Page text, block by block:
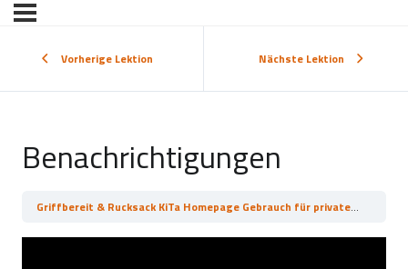
Vorherige Lektion Nächste Lektion
Benachrichtigungen
Griffbereit & Rucksack KiTa Homepage Gebrauch für private Konten